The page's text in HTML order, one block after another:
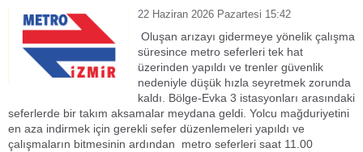
22 Haziran 2026 Pazartesi 15:42
Oluşan arızayı gidermeye yönelik çalışma
süresince metro seferleri tek hat
üzerinden yapıldı ve trenler güvenlik
nedeniyle düşük hızla seyretmek zorunda
kaldı. Bölge-Evka 3 istasyonları arasındaki
seferlerde bir takım aksamalar meydana geldi. Yolcu mağduriyetini
en aza indirmek için gerekli sefer düzenlemeleri yapıldı ve
çalışmaların bitmesinin ardından metro seferleri saat 11.00